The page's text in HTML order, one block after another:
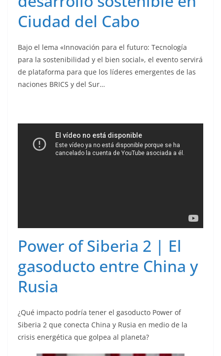
Ciudad del Cabo
Bajo el lema «Innovación para el futuro: Tecnología
para la sostenibilidad y el bien social», el evento servirá
de plataforma para que los líderes emergentes de las
naciones BRICS y del Sur…
Power of Siberia 2 | El
gasoducto entre China y
Rusia
¿Qué impacto podría tener el gasoducto Power of
Siberia 2 que conecta China y Rusia en medio de la
crisis energética que golpea al planeta?